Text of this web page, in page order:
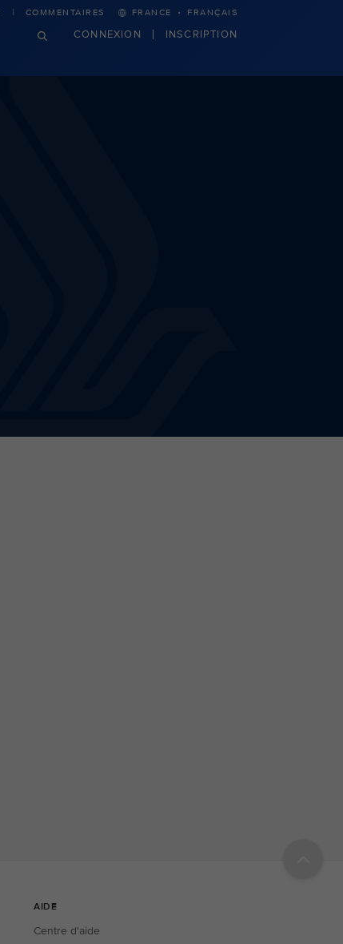
COMMENTAIRES FRANCE · FRANÇAIS
CONNEXION INSCRIPTION